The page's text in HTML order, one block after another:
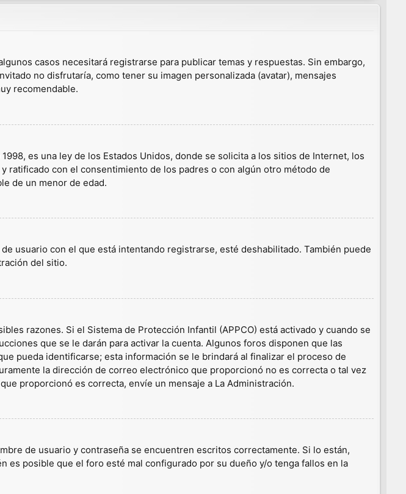
casos necesitará registrarse para publicar temas y respuestas. Sin embargo,
no disfrutaría, como tener su imagen personalizada (avatar), mensajes
recomendable.
es una ley de los Estados Unidos, donde se solicita a los sitios de Internet, los
con el consentimiento de los padres o con algún otro método de
de un menor de edad.
usuario con el que está intentando registrarse, esté deshabilitado. También puede
del sitio.
razones. Si el Sistema de Protección Infantil (APPCO) está activado y cuando se
que se le darán para activar la cuenta. Algunos foros disponen que las
pueda identificarse; esta información se le brindará al finalizar el proceso de
la dirección de correo electrónico que proporcionó no es correcta o tal vez
proporcionó es correcta, envíe un mensaje a La Administración.
de usuario y contraseña se encuentren escritos correctamente. Si lo están,
es posible que el foro esté mal configurado por su dueño y/o tenga fallos en la